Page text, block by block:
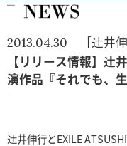
2013.04.30 ［辻井伸
【リリース情報】辻
演作品『それでも、
辻井伸行とEXILE